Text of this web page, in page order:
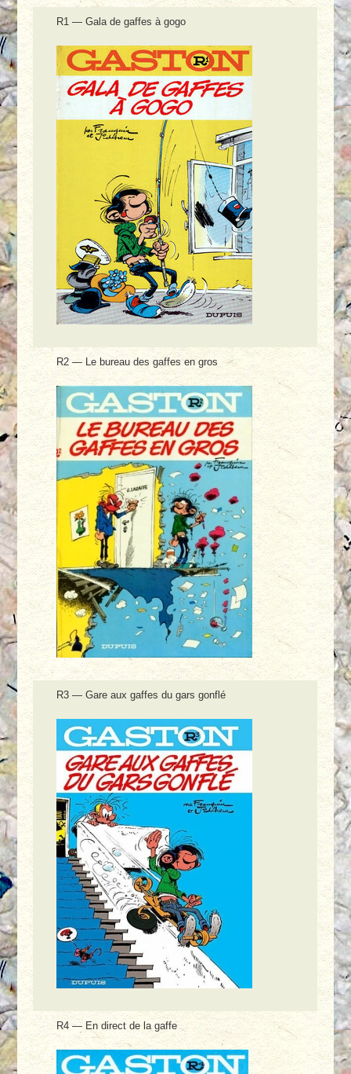
R1 — Gala de gaffes à gogo
R2 — Le bureau des gaffes en gros
R3 — Gare aux gaffes du gars gonflé
R4 — En direct de la gaffe